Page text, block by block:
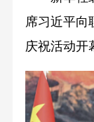
席习近平向
庆祝活动开